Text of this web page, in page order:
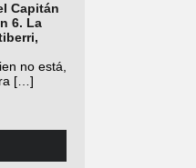
Capitán
6. La
no está,
[…]